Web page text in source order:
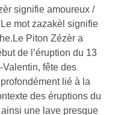
signifie amoureux /
mot zazakèl signifie
Piton Zézèr a
de l’éruption du 13
fête des
lié à la
des éruptions du
une lave presque